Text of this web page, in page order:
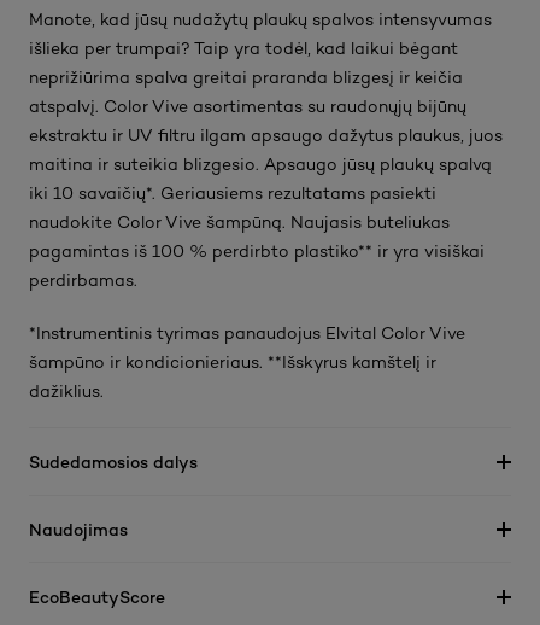
Manote, kad jūsų nudažytų plaukų spalvos intensyvumas
išlieka per trumpai? Taip yra todėl, kad laikui bėgant
neprižiūrima spalva greitai praranda blizgesį ir keičia
atspalvį. Color Vive asortimentas su raudonųjų bijūnų
ekstraktu ir UV filtru ilgam apsaugo dažytus plaukus, juos
maitina ir suteikia blizgesio. Apsaugo jūsų plaukų spalvą
iki 10 savaičių*. Geriausiems rezultatams pasiekti
naudokite Color Vive šampūną. Naujasis buteliukas
pagamintas iš 100 % perdirbto plastiko** ir yra visiškai
perdirbamas.
*Instrumentinis tyrimas panaudojus Elvital Color Vive
šampūno ir kondicionieriaus. **Išskyrus kamštelį ir
dažiklius.
Sudedamosios dalys
Naudojimas
EcoBeautyScore